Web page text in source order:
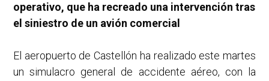
operativo, que ha recreado una intervención tras
el siniestro de un avión comercial
El aeropuerto de Castellón ha realizado este martes
un simulacro general de accidente aéreo, con la